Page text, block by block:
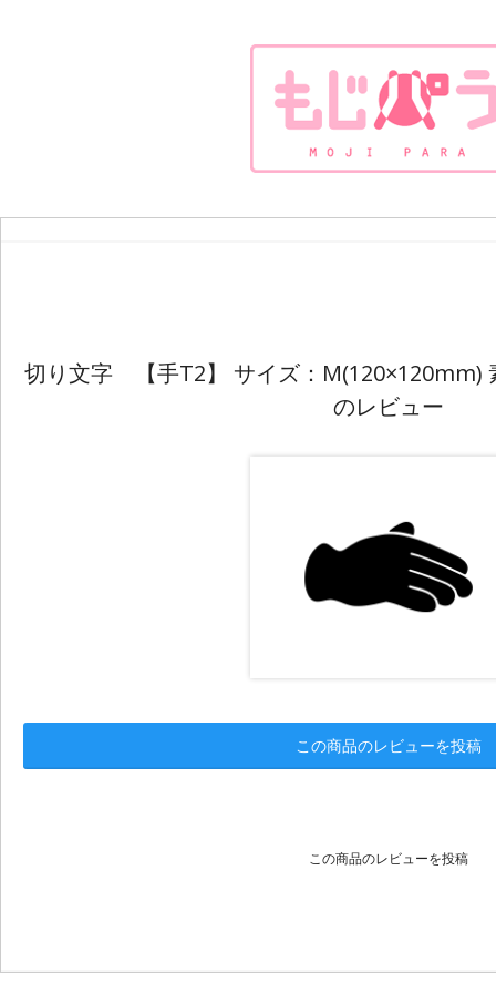
切り文字 【手T2】 サイズ：M(120×120mm)
のレビュー
この商品のレビューを投稿
この商品のレビューを投稿